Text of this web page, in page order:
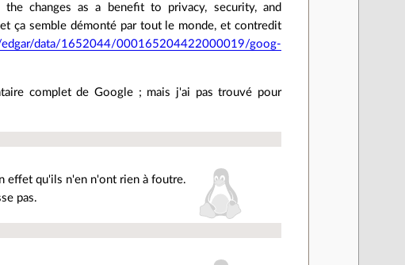
changes as a benefit to privacy, security, and
ça semble démonté par tout le monde, et contredit
data/1652044/000165204422000019/goog-
complet de Google ; mais j'ai pas trouvé pour
effet qu'ils n'en n'ont rien à foutre.
pas.